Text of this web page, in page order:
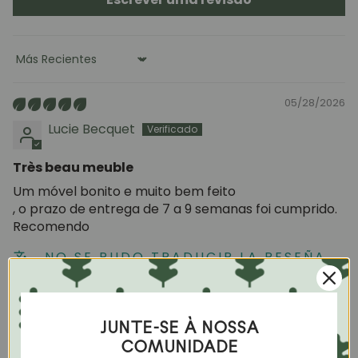
Sort by
05/28/2026
Lucie Becquet
Très beau meuble
Um móvel bonito e muito bem feito
, o prazo de entrega de 7 a 9 semanas foi cumprido.
Recomendo
NO SE PUDO TRADUCIR LA RESEÑA.
INTENTAR MÁS TARDE
Philippa Clare Mais
JUNTE-SE À NOSSA
COMUNIDADE